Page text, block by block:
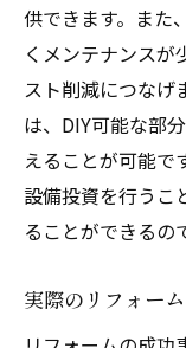
供できます。また
くメンテナンスが
スト削減につなげ
は、DIY可能な部
えることが可能で
設備投資を行うこ
ることができるの
実際のリフォー